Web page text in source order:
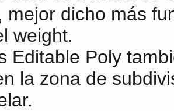
mejor dicho más
weight.
Editable Poly
la zona de